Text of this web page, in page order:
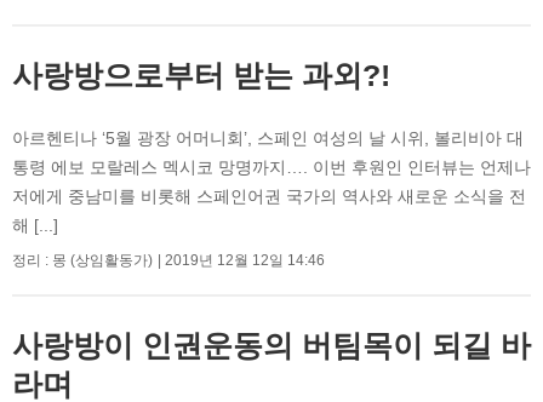
사랑방으로부터 받는 과외?!
아르헨티나 ‘5월 광장 어머니회’, 스페인 여성의 날 시위, 볼리비아 대
통령 에보 모랄레스 멕시코 망명까지…. 이번 후원인 인터뷰는 언제나
저에게 중남미를 비롯해 스페인어권 국가의 역사와 새로운 소식을 전
해 [...]
정리 : 몽 (상임활동가) 2019년 12월 12일 14:46
사랑방이 인권운동의 버팀목이 되길 바
라며